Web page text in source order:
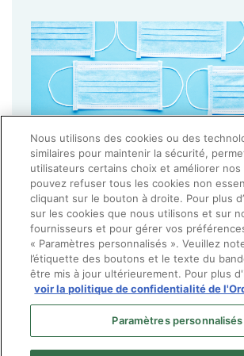
Nous utilisons des cookies ou des
similaires pour maintenir la sécurité,
utilisateurs certains choix et améliorer nos
pouvez refuser tous les cookies non
cliquant sur le bouton à droite. Pour plus
sur les cookies que nous utilisons et sur
fournisseurs et pour gérer vos
« Paramètres personnalisés ». Veuillez
l’étiquette des boutons et le texte du
être mis à jour ultérieurement. Pour plus
voir la politique de confidentialité de
Paramètres personnalisés